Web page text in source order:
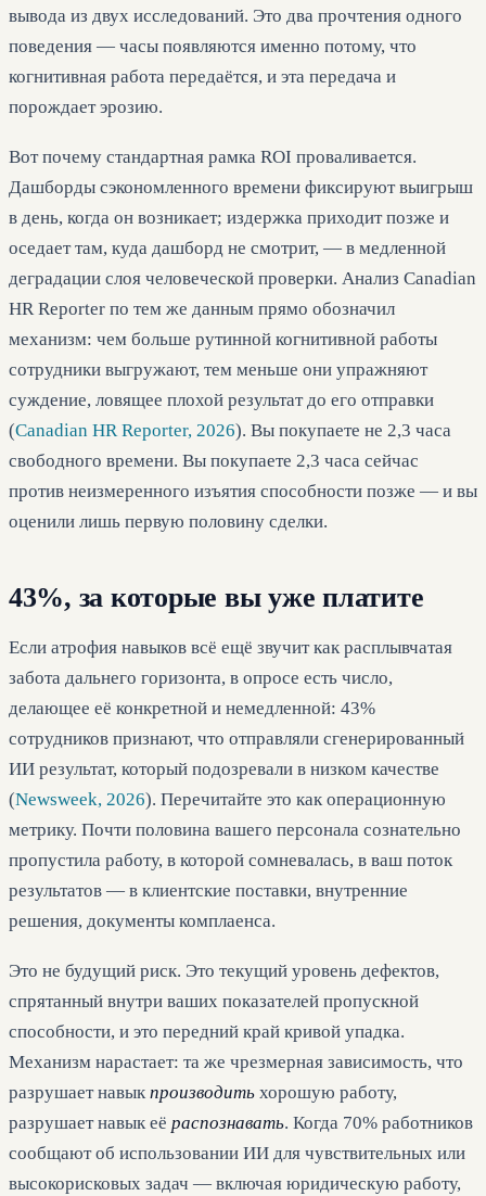
вывода из двух исследований. Это два прочтения одного
поведения — часы появляются именно потому, что
когнитивная работа передаётся, и эта передача и
порождает эрозию.
Вот почему стандартная рамка ROI проваливается.
Дашборды сэкономленного времени фиксируют выигрыш
в день, когда он возникает; издержка приходит позже и
оседает там, куда дашборд не смотрит, — в медленной
деградации слоя человеческой проверки. Анализ Canadian
HR Reporter по тем же данным прямо обозначил
механизм: чем больше рутинной когнитивной работы
сотрудники выгружают, тем меньше они упражняют
суждение, ловящее плохой результат до его отправки
(Canadian HR Reporter, 2026). Вы покупаете не 2,3 часа
свободного времени. Вы покупаете 2,3 часа сейчас
против неизмеренного изъятия способности позже — и вы
оценили лишь первую половину сделки.
43%, за которые вы уже платите
Если атрофия навыков всё ещё звучит как расплывчатая
забота дальнего горизонта, в опросе есть число,
делающее её конкретной и немедленной: 43%
сотрудников признают, что отправляли сгенерированный
ИИ результат, который подозревали в низком качестве
(Newsweek, 2026). Перечитайте это как операционную
метрику. Почти половина вашего персонала сознательно
пропустила работу, в которой сомневалась, в ваш поток
результатов — в клиентские поставки, внутренние
решения, документы комплаенса.
Это не будущий риск. Это текущий уровень дефектов,
спрятанный внутри ваших показателей пропускной
способности, и это передний край кривой упадка.
Механизм нарастает: та же чрезмерная зависимость, что
разрушает навык производить хорошую работу,
разрушает навык её распознавать. Когда 70% работников
сообщают об использовании ИИ для чувствительных или
высокорисковых задач — включая юридическую работу,